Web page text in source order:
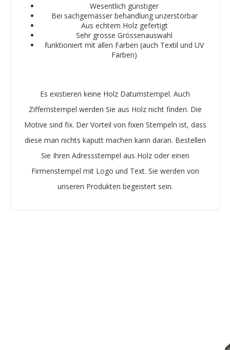
Wesentlich günstiger
Bei sachgemässer behandlung unzerstörbar
Aus echtem Holz gefertigt
Sehr grosse Grössenauswahl
funktioniert mit allen Farben (auch Textil und UV
Farben)
Es existieren keine Holz Datumstempel. Auch
Ziffernstempel werden Sie aus Holz nicht finden. Die
Motive sind fix. Der Vorteil von fixen Stempeln ist, dass
diese man nichts kaputt machen kann daran. Bestellen
Sie Ihren Adressstempel aus Holz oder einen
Firmenstempel mit Logo und Text. Sie werden von
unseren Produkten begeistert sein.